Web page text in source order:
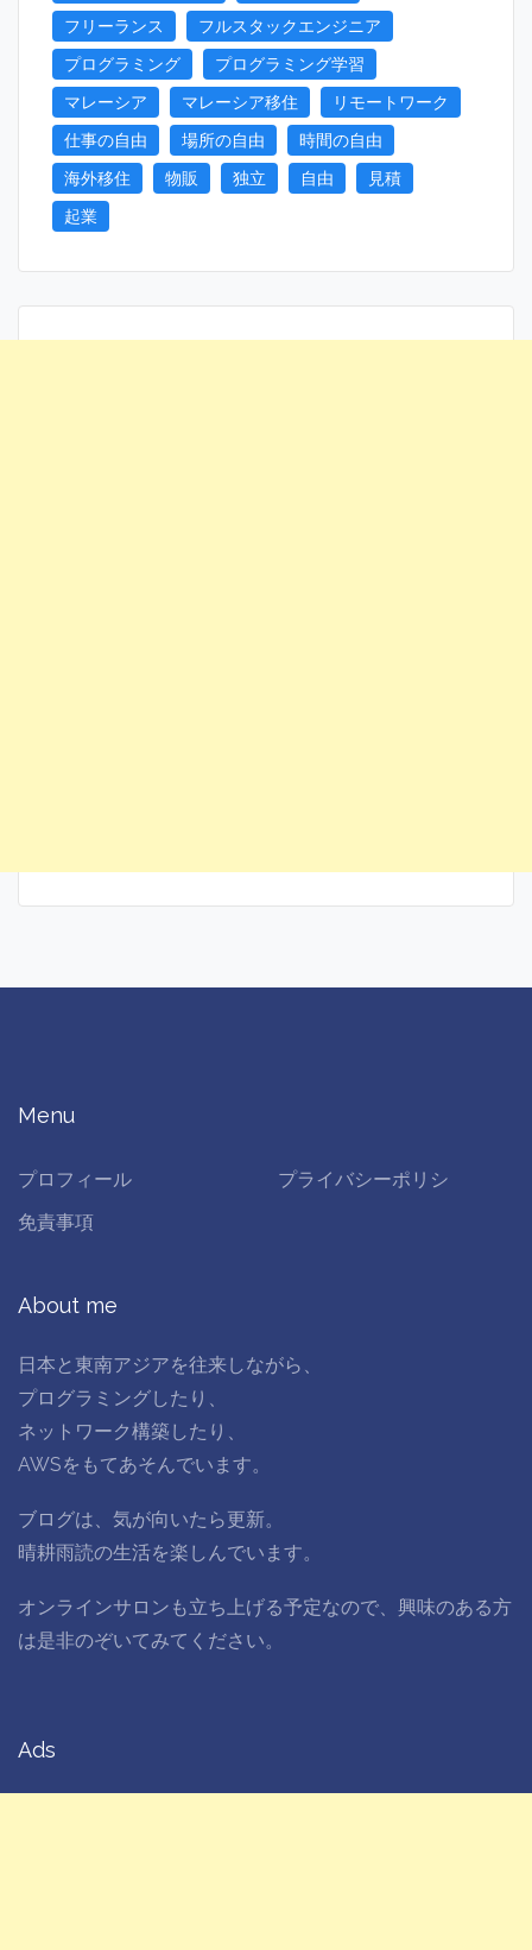
フリーランス
フルスタックエンジニア
プログラミング
プログラミング学習
マレーシア
マレーシア移住
リモートワーク
仕事の自由
場所の自由
時間の自由
海外移住
物販 独立 自由
見積
起業
Menu
プロフィール
プライバシーポリシ
免責事項
About me
日本と東南アジアを往来しながら、
プログラミングしたり、
ネットワーク構築したり、
AWSをもてあそんでいます。
ブログは、気が向いたら更新。
晴耕雨読の生活を楽しんでいます。
オンラインサロンも立ち上げる予定なので、興味のある方
は是非のぞいてみてください。
Ads